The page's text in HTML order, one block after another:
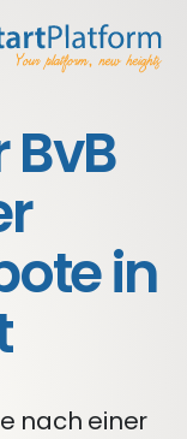
BvB
in
nach einer